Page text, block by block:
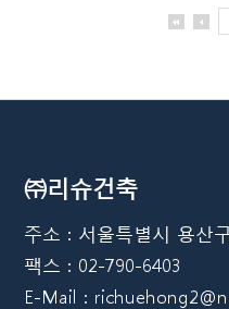
㈜리슈건축
주소 : 서울특별시 용산
팩스 : 02-790-6403
E-Mail :